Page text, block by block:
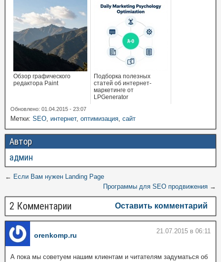
Обзор графического
редактора Paint
Подборка полезных
статей об интернет-
маркетинге от
LPGenerator
Обновлено: 01.04.2015 - 23:07
Метки: SEO, интернет, оптимизация, сайт
Автор
админ
← Если Вам нужен Landing Page
Программы для SEO продвижения →
2 Комментарии Оставить комментарий
orenkomp.ru
21.07.2015 в 06:11
А пока мы советуем нашим клиентам и читателям задуматься об